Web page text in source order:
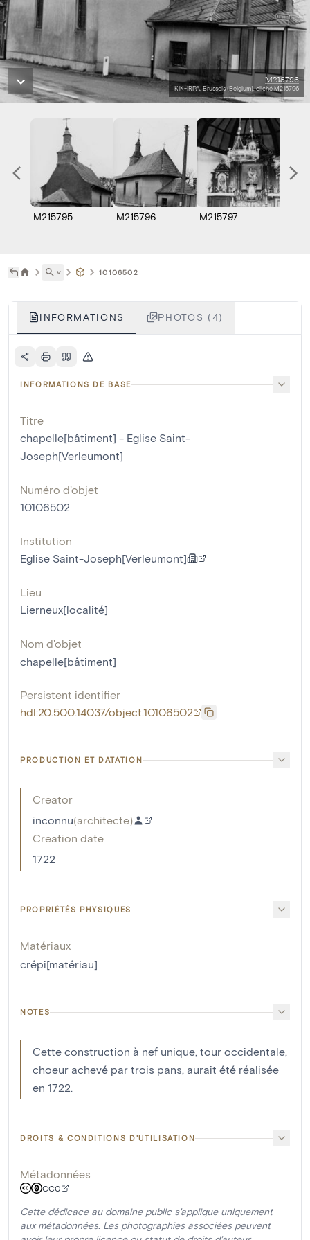
M215796
KIK-IRPA, Brussels (Belgium), cliché M215796
M215795 M215796 M215797
˅ 10106502
INFORMATIONS PHOTOS (4)
INFORMATIONS DE BASE
Titre
chapelle[bâtiment] - Eglise Saint-
Joseph[Verleumont]
Numéro d'objet
10106502
Institution
Eglise Saint-Joseph[Verleumont]
Lieu
Lierneux[localité]
Nom d'objet
chapelle[bâtiment]
Persistent identifier
hdl:20.500.14037/object.10106502
PRODUCTION ET DATATION
Creator
inconnu(architecte)
Creation date
1722
PROPRIÉTÉS PHYSIQUES
Matériaux
crépi[matériau]
NOTES
Cette construction à nef unique, tour occidentale,
choeur achevé par trois pans, aurait été réalisée
en 1722.
DROITS & CONDITIONS D'UTILISATION
Métadonnées
CC0
Cette dédicace au domaine public s'applique uniquement
aux métadonnées. Les photographies associées peuvent